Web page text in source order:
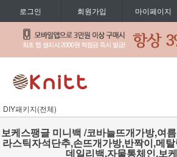
로그인 회원가입 마이페이지
DIY패키지(전체)
보케스팽글 미니백 /코바늘뜨개가방,여
라스틱자석단추,손뜨개가방,반짝이,메
데일리백,자물통체인,보